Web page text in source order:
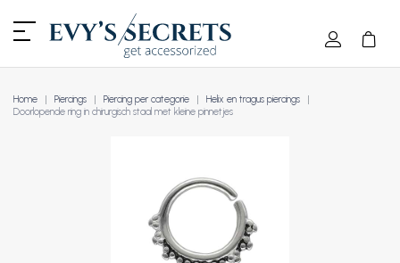
Home Piercings Piercing per categorie
Helix en tragus piercings
Doorlopende ring in chirurgisch staal met kleine pinnetjes